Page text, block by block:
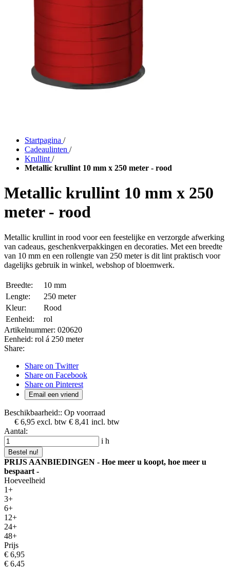
Startpagina /
Cadeaulinten /
Krullint /
Metallic krullint 10 mm x 250 meter - rood
Metallic krullint 10 mm x 250
meter - rood
Metallic krullint in rood voor een feestelijke en verzorgde afwerking
van cadeaus, geschenkverpakkingen en decoraties. Met een breedte
van 10 mm en een rollengte van 250 meter is dit lint praktisch voor
dagelijks gebruik in winkel, webshop of bloemwerk.
Breedte:
10 mm
Lengte:
250 meter
Kleur:
Rood
Eenheid:
rol
Artikelnummer: 020620
Eenheid: rol á 250 meter
Share:
Share on Twitter
Share on Facebook
Share on Pinterest
Email een vriend
Beschikbaarheid:: Op voorraad
€ 6,95 excl. btw € 8,41 incl. btw
Aantal:
i h
Bestel nu!
PRIJS AANBIEDINGEN - Hoe meer u koopt, hoe meer u
bespaart -
Hoeveelheid
1+
3+
6+
12+
24+
48+
Prijs
€ 6,95
€ 6,45